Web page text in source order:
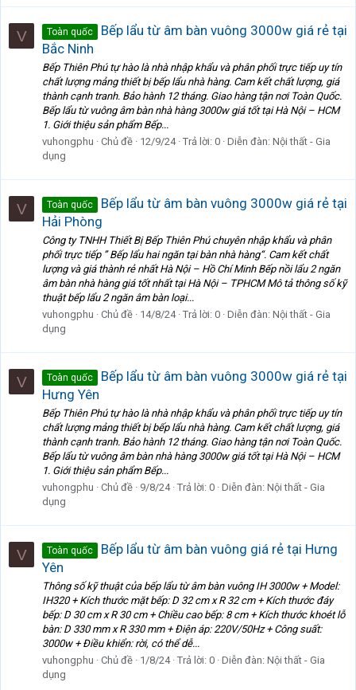
V Toàn quốc
Bếp lẩu từ âm bàn vuông 3000w giá rẻ tại
Bắc Ninh
Bếp Thiên Phú tự hào là nhà nhập khẩu và phân phối trực tiếp uy tín
chất lượng mảng thiết bị bếp lẩu nhà hàng. Cam kết chất lượng, giá
thành cạnh tranh. Bảo hành 12 tháng. Giao hàng tận nơi Toàn Quốc.
Bếp lẩu từ vuông âm bàn nhà hàng 3000w giá tốt tại Hà Nội – HCM
1. Giới thiệu sản phẩm Bếp...
vuhongphu
Chủ đề 12/9/24 Trả lời: 0 Diễn đàn: Nội thất - Gia
dụng
V Toàn quốc
Bếp lẩu từ âm bàn vuông 3000w giá rẻ tại
Hải Phòng
Công ty TNHH Thiết Bị Bếp Thiên Phú chuyên nhập khẩu và phân
phối trực tiếp ” Bếp lẩu hai ngăn tại bàn nhà hàng“. Cam kết chất
lượng và giá thành rẻ nhất Hà Nội – Hồ Chí Minh Bếp nồi lẩu 2 ngăn
âm bàn nhà hàng giá tốt nhất tại Hà Nội – TPHCM Mô tả thông số kỹ
thuật bếp lẩu 2 ngăn âm bàn loại...
vuhongphu
Chủ đề 14/8/24 Trả lời: 0 Diễn đàn: Nội thất - Gia
dụng
V Toàn quốc
Bếp lẩu từ âm bàn vuông 3000w giá rẻ tại
Hưng Yên
Bếp Thiên Phú tự hào là nhà nhập khẩu và phân phối trực tiếp uy tín
chất lượng mảng thiết bị bếp lẩu nhà hàng. Cam kết chất lượng, giá
thành cạnh tranh. Bảo hành 12 tháng. Giao hàng tận nơi Toàn Quốc.
Bếp lẩu từ vuông âm bàn nhà hàng 3000w giá tốt tại Hà Nội – HCM
1. Giới thiệu sản phẩm Bếp...
vuhongphu
Chủ đề 9/8/24 Trả lời: 0 Diễn đàn: Nội thất - Gia
dụng
V Toàn quốc
Bếp lẩu từ âm bàn vuông giá rẻ tại Hưng
Yên
Thông số kỹ thuật của bếp lẩu từ âm bàn vuông IH 3000w + Model:
IH320 + Kích thước mặt bếp: D 32 cm x R 32 cm + Kích thước đáy
bếp: D 30 cm x R 30 cm + Chiều cao bếp: 8 cm + Kích thước khoét lỗ
bàn: D 330 mm x R 330 mm + Điện áp: 220V/50Hz + Công suất:
3000w + Điều khiển: rời, có thể dễ...
vuhongphu
Chủ đề 1/8/24 Trả lời: 0 Diễn đàn: Nội thất - Gia
dụng